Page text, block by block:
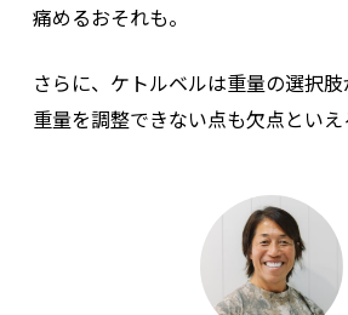
痛めるおそれも。
さらに、ケトルベルは重量の選択
重量を調整できない点も欠点といえ